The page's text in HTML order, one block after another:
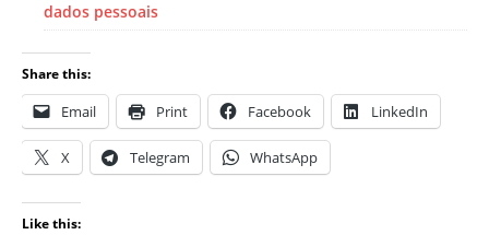
dados pessoais
Share this:
Email Print Facebook LinkedIn
X Telegram WhatsApp
Like this: